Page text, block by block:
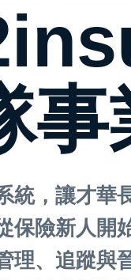
統，讓才華
保險新人開
理、追蹤與